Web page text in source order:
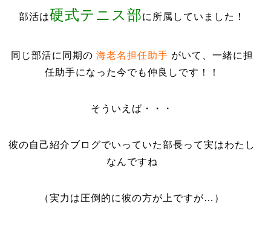
部活は硬式テニス部に所属していました！
同じ部活に同期の 海老名担任助手 がいて、一緒に担
任助手になった今でも仲良しです！！
そういえば・・・
彼の自己紹介ブログでいっていた部長って実はわたし
なんですね
（実力は圧倒的に彼の方が上ですが…）